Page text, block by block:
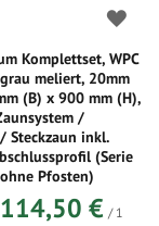
Komplettset, WPC
meliert, 20mm
(B) x 900 mm (H),
/
Steckzaun inkl.
(Serie
Pfosten)
114,50 € / 1